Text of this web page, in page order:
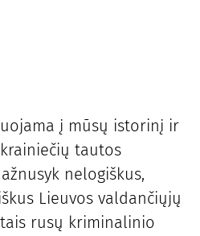
į mūsų istorinį ir
tautos
nelogiškus,
Lieuvos valdančiųjų
rusų kriminalinio